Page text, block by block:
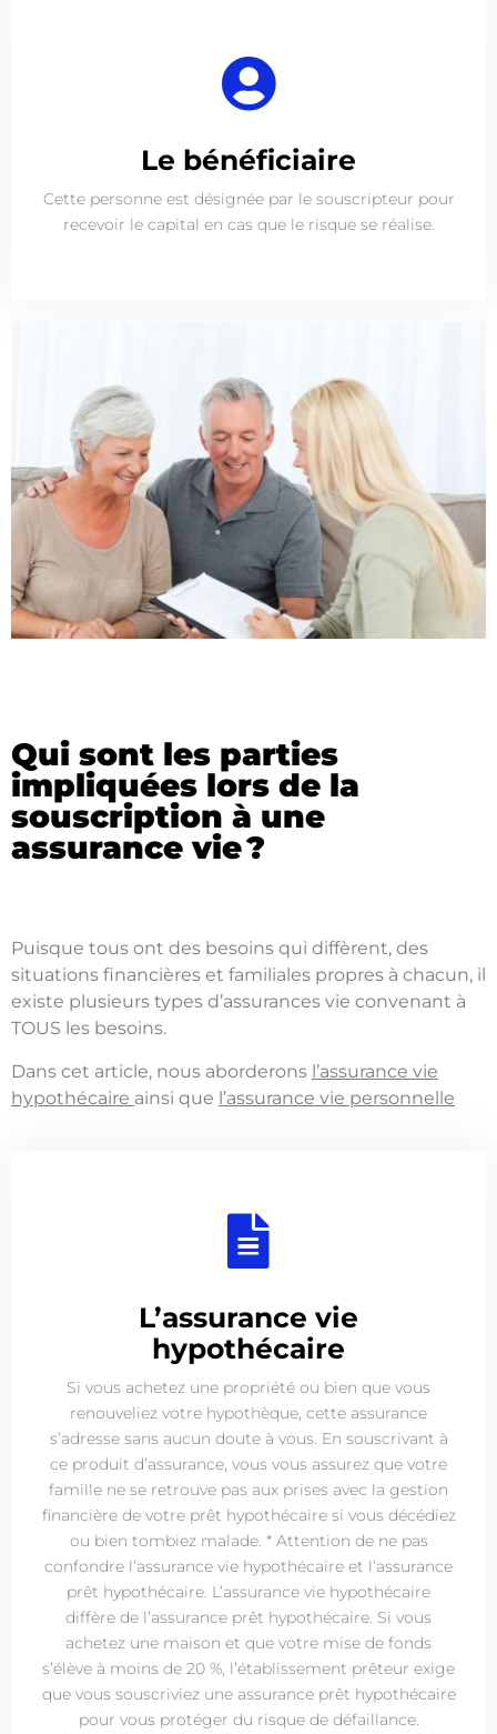
Le bénéficiaire
Cette personne est désignée par le souscripteur pour
recevoir le capital en cas que le risque se réalise.
Qui sont les parties
impliquées lors de la
souscription à une
assurance vie ?
Puisque tous ont des besoins qui diffèrent, des
situations financières et familiales propres à chacun, il
existe plusieurs types d’assurances vie convenant à
TOUS les besoins.
Dans cet article, nous aborderons l’assurance vie
hypothécaire ainsi que l’assurance vie personnelle
L’assurance vie
hypothécaire
Si vous achetez une propriété ou bien que vous
renouveliez votre hypothèque, cette assurance
s’adresse sans aucun doute à vous. En souscrivant à
ce produit d’assurance, vous vous assurez que votre
famille ne se retrouve pas aux prises avec la gestion
financière de votre prêt hypothécaire si vous décédiez
ou bien tombiez malade. * Attention de ne pas
confondre l’assurance vie hypothécaire et l’assurance
prêt hypothécaire. L’assurance vie hypothécaire
diffère de l’assurance prêt hypothécaire. Si vous
achetez une maison et que votre mise de fonds
s’élève à moins de 20 %, l’établissement prêteur exige
que vous souscriviez une assurance prêt hypothécaire
pour vous protéger du risque de défaillance.